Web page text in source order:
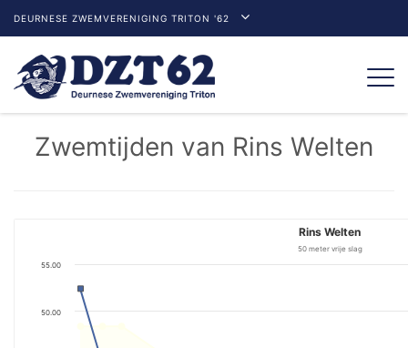
DEURNESE ZWEMVERENIGING TRITON '62
Zwemtijden van Rins Welten
Rins Welten
50 meter vrije slag
50.00
55.00